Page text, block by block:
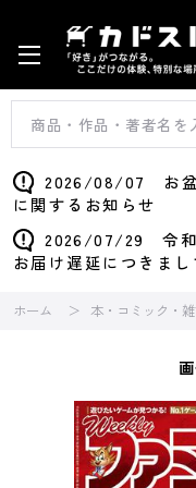
2026/08/07 お盆
に関するお知らせ
2026/07/29 令和
お届け遅延につきまし
ホーム 本・コミック・